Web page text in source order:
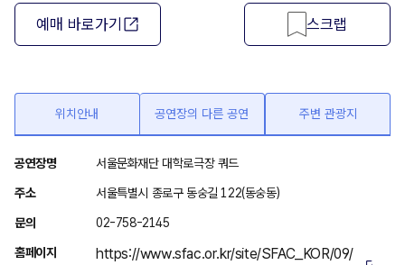
예매 바로가기 스크랩
위치안내 공연장의 다른 공연 주변 관광지
위
치
안
공연장명 서울문화재단 대학로극장 쿼드
주소 서울특별시 종로구 동숭길 122(동숭동)
문의 02-758-2145
홈페이지
https://www.sfac.or.kr/site/SFAC_KOR/09/